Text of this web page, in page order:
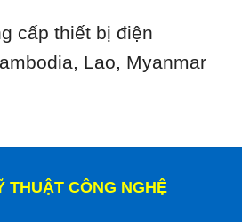
cấp thiết bị điện
Lao, Myanmar
THUẬT CÔNG NGHỆ